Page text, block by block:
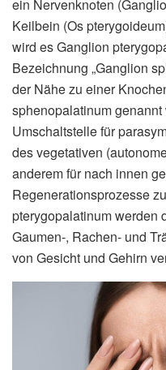
ein Nervenknoten
Keilbein (Os
wird es Ganglion
Bezeichnung „Ganglion
der Nähe zu einer
sphenopalatinum
Umschaltstelle für
des vegetativen
anderem für nach innen
Regenerationsprozesse
pterygopalatinum werden
Gaumen-, Rachen- und
von Gesicht und Gehirn